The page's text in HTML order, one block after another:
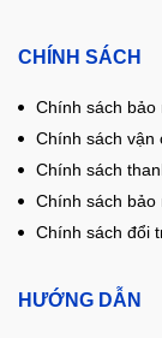
CHÍNH SÁCH
Chính sách bảo
Chính sách vận
Chính sách
Chính sách bảo
Chính sách đổi
HƯỚNG DẪN